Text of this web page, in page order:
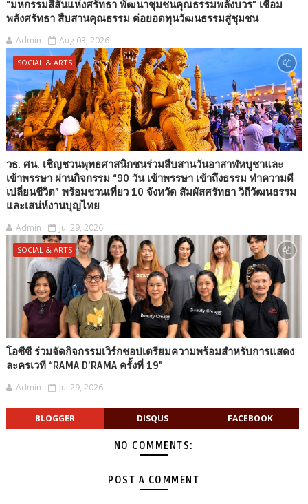
“มหกรรมสีสันแห่งศรัทธา พัฒนาชุมชนคุณธรรมพลังบวร” เชื่อม
พลังศรัทธา สืบสานคุณธรรม ต่อยอดทุนวัฒนธรรมสู่ชุมชน
Admin Aug 03, 2026
SOCIAL & ARTS
วธ. ศน. เชิญชวนพุทธศาสนิกชนร่วมสืบสานวันอาสาฬหบูชาและ
เข้าพรรษา ผ่านกิจกรรม “90 วัน เข้าพรรษา เข้าถึงธรรม ทำความดี
เปลี่ยนชีวิต” พร้อมชวนเที่ยว 10 จังหวัด สัมผัสศรัทธา วิถีวัฒนธรรม
และเสน่ห์งานบุญไทย
Admin Jul 29, 2026
SOCIAL & ARTS
โอซีซี ร่วมจัดกิจกรรมเวิร์กชอปเตรียมความพร้อมสำหรับการแสดง
ละครเวที “RAMA D’RAMA ครั้งที่ 19”
Admin Jul 29, 2026
BLOGGER DISQUS FACEBOOK
NO COMMENTS:
POST A COMMENT